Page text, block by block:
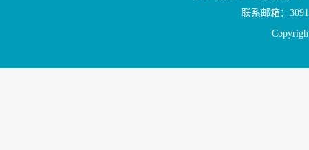
联系邮箱：